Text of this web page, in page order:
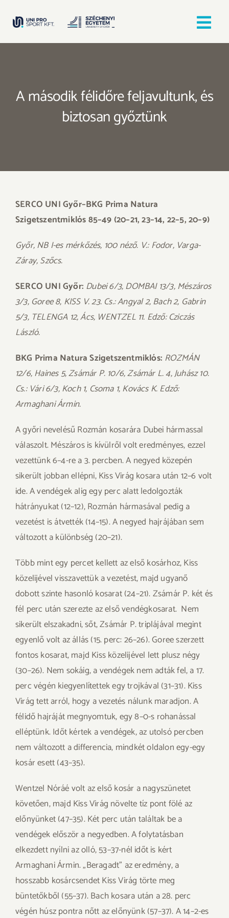
Egyesületek
Hírek, bejegyzések
A második félidőre feljavultunk, és
biztosan győztünk
SERCO UNI Győr–BKG Prima Natura
Szigetszentmiklós 85–49 (20–21, 23–14, 22–5, 20–9)
Győr, NB I-es mérkőzés, 100 néző. V.: Fodor, Varga-
Záray, Szőcs.
SERCO UNI Győr: Dubei 6/3, DOMBAI 13/3, Mészáros
3/3, Goree 8, KISS V. 23. Cs.: Angyal 2, Bach 2, Gabrin
5/3, TELENGA 12, Ács, WENTZEL 11. Edző: Cziczás
László.
BKG Prima Natura Szigetszentmiklós: ROZMÁN
12/6, Haines 5, Zsámár P. 10/6, Zsámár L. 4, Juhász 10.
Cs.: Vári 6/3, Koch 1, Csoma 1, Kovács K. Edző:
Armaghani Ármin.
A győri nevelésű Rozmán kosarára Dubei hármassal
válaszolt. Mészáros is kívülről volt eredményes, ezzel
vezettünk 6–4-re a 3. percben. A negyed közepén
sikerült jobban ellépni, Kiss Virág kosara után 12–6 volt
ide. A vendégek alig egy perc alatt ledolgozták
hátrányukat (12–12), Rozmán hármasával pedig a
vezetést is átvették (14–15). A negyed hajrájában sem
változott a különbség (20–21).
Több mint egy percet kellett az első kosárhoz, Kiss
közelijével visszavettük a vezetést, majd ugyanő
dobott szinte hasonló kosarat (24–21). Zsámár P. két és
fél perc után szerezte az első vendégkosarat. Nem
sikerült elszakadni, sőt, Zsámár P. triplájával megint
egyenlő volt az állás (15. perc: 26–26). Goree szerzett
fontos kosarat, majd Kiss közelijével lett plusz négy
(30–26). Nem sokáig, a vendégek nem adták fel, a 17.
perc végén kiegyenlítettek egy trojkával (31–31). Kiss
Virág tett arról, hogy a vezetés nálunk maradjon. A
félidő hajráját megnyomtuk, egy 8–0-s rohanással
elléptünk. Időt kértek a vendégek, az utolsó percben
nem változott a differencia, mindkét oldalon egy-egy
kosár esett (43–35).
Wentzel Nóráé volt az első kosár a nagyszünetet
követően, majd Kiss Virág növelte tíz pont fölé az
előnyünket (47–35). Két perc után találtak be a
vendégek először a negyedben. A folytatásban
elkezdett nyílni az olló, 53–37-nél időt is kért
Armaghani Ármin. „Beragadt” az eredmény, a
hosszabb kosárcsendet Kiss Virág törte meg
büntetőkből (55–37). Bach kosara után a 28. perc
végén húsz pontra nőtt az előnyünk (57–37). A 14–2-es